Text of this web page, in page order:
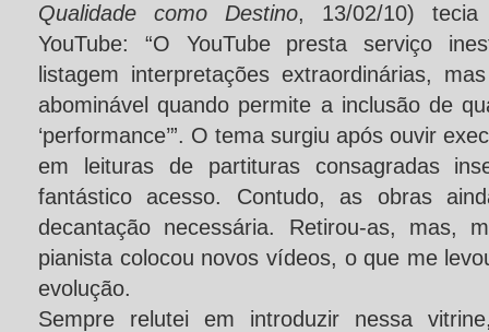
Qualidade como Destino, 13/02/10) tecia
YouTube: “O YouTube presta serviço
listagem interpretações extraordinárias,
abominável quando permite a inclusão de
‘performance’”. O tema surgiu após ouvir
em leituras de partituras consagradas
fantástico acesso. Contudo, as obras
decantação necessária. Retirou-as, mas,
pianista colocou novos vídeos, o que me
evolução.
Sempre relutei em introduzir nessa